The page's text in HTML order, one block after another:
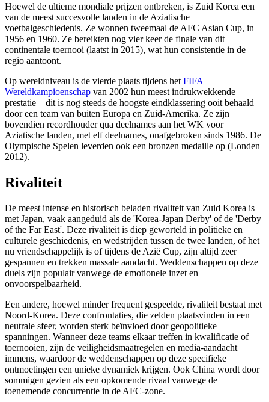
Hoewel de ultieme mondiale prijzen ontbreken, is Zuid Korea een
van de meest succesvolle landen in de Aziatische
voetbalgeschiedenis. Ze wonnen tweemaal de AFC Asian Cup, in
1956 en 1960. Ze bereikten nog vier keer de finale van dit
continentale toernooi (laatst in 2015), wat hun consistentie in de
regio aantoont.
Op wereldniveau is de vierde plaats tijdens het FIFA
Wereldkampioenschap van 2002 hun meest indrukwekkende
prestatie – dit is nog steeds de hoogste eindklassering ooit behaald
door een team van buiten Europa en Zuid-Amerika. Ze zijn
bovendien recordhouder qua deelnames aan het WK voor
Aziatische landen, met elf deelnames, onafgebroken sinds 1986. De
Olympische Spelen leverden ook een bronzen medaille op (Londen
2012).
Rivaliteit
De meest intense en historisch beladen rivaliteit van Zuid Korea is
met Japan, vaak aangeduid als de 'Korea-Japan Derby' of de 'Derby
of the Far East'. Deze rivaliteit is diep geworteld in politieke en
culturele geschiedenis, en wedstrijden tussen de twee landen, of het
nu vriendschappelijk is of tijdens de Azië Cup, zijn altijd zeer
gespannen en trekken massale aandacht. Weddenschappen op deze
duels zijn populair vanwege de emotionele inzet en
onvoorspelbaarheid.
Een andere, hoewel minder frequent gespeelde, rivaliteit bestaat met
Noord-Korea. Deze confrontaties, die zelden plaatsvinden in een
neutrale sfeer, worden sterk beïnvloed door geopolitieke
spanningen. Wanneer deze teams elkaar treffen in kwalificatie of
toernooien, zijn de veiligheidsmaatregelen en media-aandacht
immens, waardoor de weddenschappen op deze specifieke
ontmoetingen een unieke dynamiek krijgen. Ook China wordt door
sommigen gezien als een opkomende rivaal vanwege de
toenemende concurrentie in de AFC-zone.